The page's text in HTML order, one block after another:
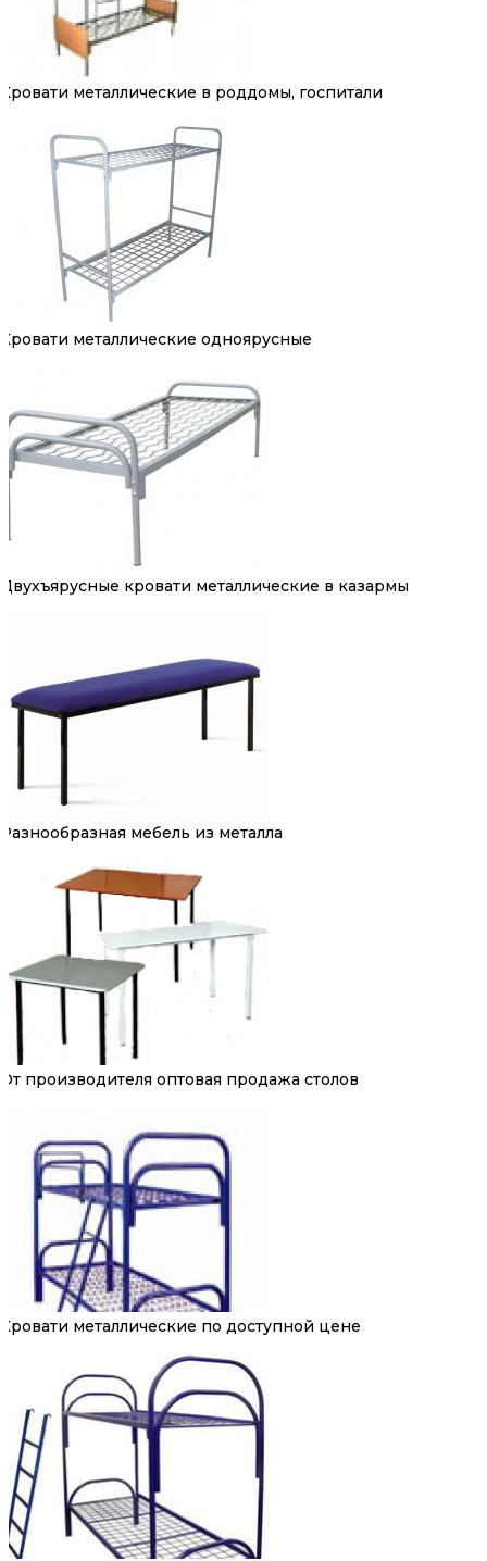
Кровати металлические в роддомы, госпитали
Кровати металлические одноярусные
Двухъярусные кровати металлические в казармы
Разнообразная мебель из металла
От производителя оптовая продажа столов
Кровати металлические по доступной цене